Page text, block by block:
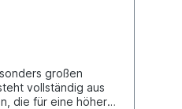
großen
vollständig aus
die für eine höhere